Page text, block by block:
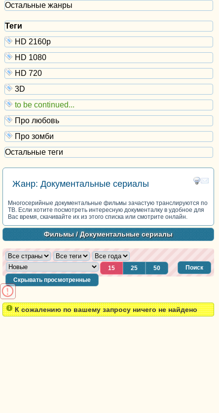
Остальные жанры
Теги
HD 2160р
HD 1080
HD 720
3D
to be continued...
Про любовь
Про зомби
Остальные теги
Жанр: Документальные сериалы
Многосерийные документальные фильмы зачастую транслируются по
ТВ. Если хотите посмотреть интересную документалку в удобное для
Вас время, скачивайте их из этого списка или смотрите онлайн.
Фильмы/ Документальные сериалы
Поиск
15 25
50
Скрывать просмотренные
К сожалению по вашему запросу ничего не найдено